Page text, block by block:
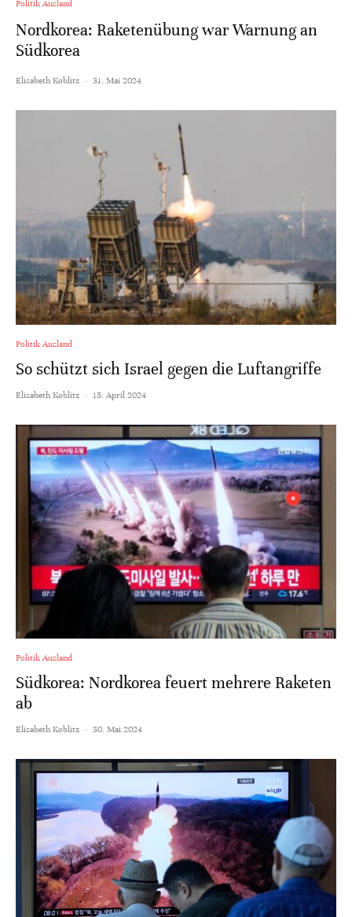
Politik Ausland
Nordkorea: Raketenübung war Warnung an
Südkorea
Elisabeth Koblitz · 31. Mai 2024
Politik Ausland
So schützt sich Israel gegen die Luftangriffe
Elisabeth Koblitz · 15. April 2024
Politik Ausland
Südkorea: Nordkorea feuert mehrere Raketen
ab
Elisabeth Koblitz · 30. Mai 2024